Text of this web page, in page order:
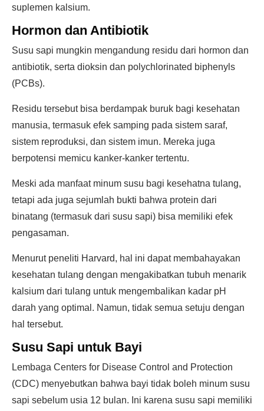
suplemen kalsium.
Hormon dan Antibiotik
Susu sapi mungkin mengandung residu dari hormon dan
antibiotik, serta dioksin dan polychlorinated biphenyls
(PCBs).
Residu tersebut bisa berdampak buruk bagi kesehatan
manusia, termasuk efek samping pada sistem saraf,
sistem reproduksi, dan sistem imun. Mereka juga
berpotensi memicu kanker-kanker tertentu.
Meski ada manfaat minum susu bagi kesehatna tulang,
tetapi ada juga sejumlah bukti bahwa protein dari
binatang (termasuk dari susu sapi) bisa memiliki efek
pengasaman.
Menurut peneliti Harvard, hal ini dapat membahayakan
kesehatan tulang dengan mengakibatkan tubuh menarik
kalsium dari tulang untuk mengembalikan kadar pH
darah yang optimal. Namun, tidak semua setuju dengan
hal tersebut.
Susu Sapi untuk Bayi
Lembaga Centers for Disease Control and Protection
(CDC) menyebutkan bahwa bayi tidak boleh minum susu
sapi sebelum usia 12 bulan. Ini karena susu sapi memiliki